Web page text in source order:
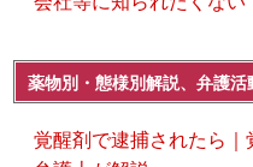
薬物別・態様別解説、弁護活
覚醒剤で逮捕されたら